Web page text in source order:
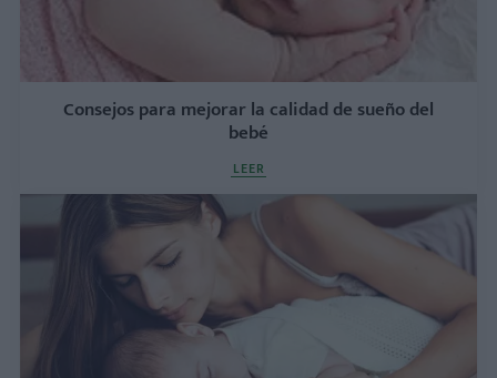
Consejos para mejorar la calidad de sueño del
bebé
LEER